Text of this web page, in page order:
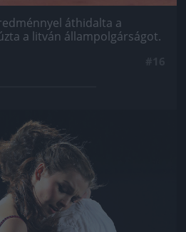
áthidalta a
a litván állampolgárságot.
még kép!